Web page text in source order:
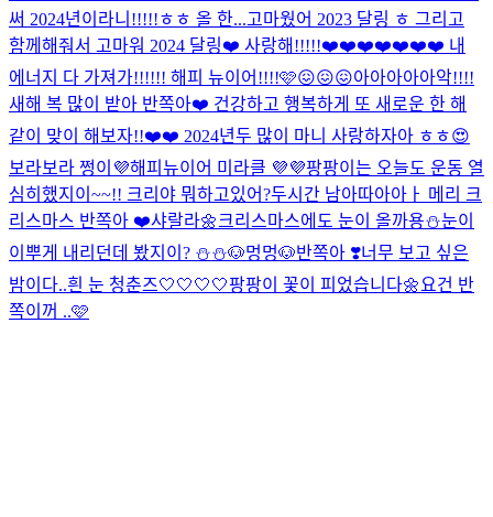
써 2024년이라니!!!!!ㅎㅎ 올 한...고마웠어 2023 달링 ㅎ 그리고
함께해줘서 고마워 2024 달링❤️ 사랑해!!!!!❤️❤️❤️❤️❤️❤️❤️ 내
에너지 다 가져가!!!!!! 해피 뉴이어!!!!🩷😖😖😖아아아아아악!!!!
새해 복 많이 받아 반쪽아❤️ 건강하고 행복하게 또 새로운 한 해
같이 맞이 해보자!!❤️❤️ 2024년두 많이 마니 사랑하자아 ㅎㅎ😍
보라보라 쩡이💜해피뉴이어 미라클 💜💜팡팡이는 오늘도 운동 열
심히했지이~~!! 크리야 뭐하고있어?두시간 남아따아아ㅏ 메리 크
리스마스 반쪽아 ❤️샤랄라🌼 크리스마스에도 눈이 올까용⛄️눈이
이뿌게 내리던데 봤지이? ⛄️⛄️🐶멍멍🐶반쪽아 ❣️너무 보고 싶은
밤이다..흰 눈 청춘즈🤍🤍🤍🤍팡팡이 꽃이 피었습니다🌼 요건 반
쪽이꺼 ..🩷